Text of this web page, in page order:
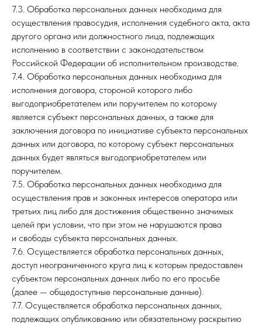
7.3. Обработка персональных данных необходима для
осуществления правосудия, исполнения судебного акта, акта
другого органа или должностного лица, подлежащих
исполнению в соответствии с законодательством
Российской Федерации об исполнительном производстве.
7.4. Обработка персональных данных необходима для
исполнения договора, стороной которого либо
выгодоприобретателем или поручителем по которому
является субъект персональных данных, а также для
заключения договора по инициативе субъекта персональных
данных или договора, по которому субъект персональных
данных будет являться выгодоприобретателем или
поручителем.
7.5. Обработка персональных данных необходима для
осуществления прав и законных интересов оператора или
третьих лиц либо для достижения общественно значимых
целей при условии, что при этом не нарушаются права
и свободы субъекта персональных данных.
7.6. Осуществляется обработка персональных данных,
доступ неограниченного круга лиц к которым предоставлен
субъектом персональных данных либо по его просьбе
(далее — общедоступные персональные данные).
7.7. Осуществляется обработка персональных данных,
подлежащих опубликованию или обязательному раскрытию